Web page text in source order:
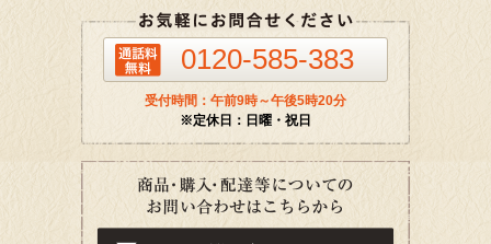
0120-585-383
受付時間：午前9時～午後5時20分
※定休日：日曜・祝日